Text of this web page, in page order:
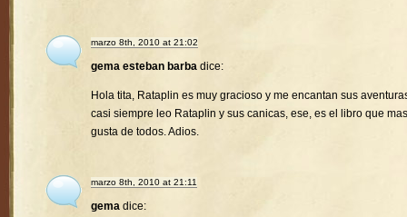
marzo 8th, 2010 at 21:02
gema esteban barba dice:
Hola tita, Rataplin es muy gracioso y me encantan sus
casi siempre leo Rataplin y sus canicas, ese, es el libro que
gusta de todos. Adios.
marzo 8th, 2010 at 21:11
gema dice: